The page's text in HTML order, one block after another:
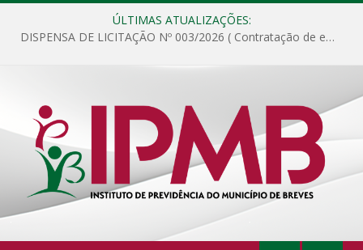
ÚLTIMAS ATUALIZAÇÕES:
DISPENSA DE LICITAÇÃO Nº 003/2026 ( Contratação de empresa para fornecimento de gêneros alimentícios não perecíveis, materiais de expediente, descartáveis, copa e cozinha, para análise e posterior publicação.)